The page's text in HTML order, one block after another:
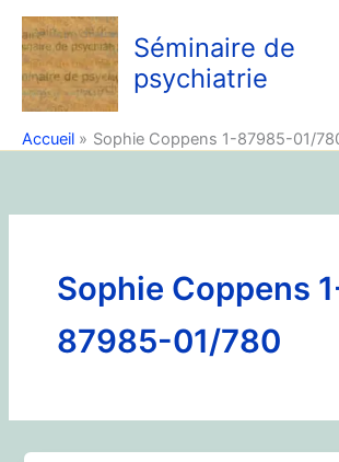
Aller
contenu
Séminaire de
psychiatrie
Accueil Sophie Coppens 1-87985-01/
Sophie Coppens
87985-01/780